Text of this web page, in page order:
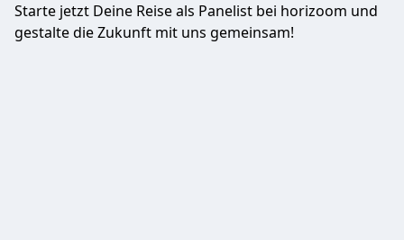
Starte jetzt Deine Reise als Panelist bei horizoom und
gestalte die Zukunft mit uns gemeinsam!